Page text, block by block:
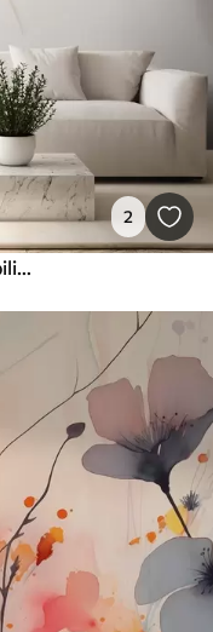
2
Mehka, šopkasta trava pampas in kobilice v bež in rožnatih odtenkih na svetlem ozadju